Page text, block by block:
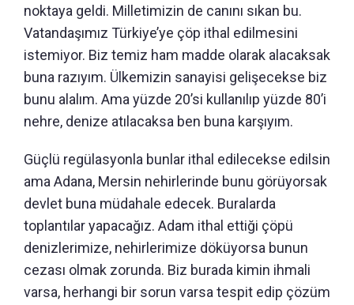
noktaya geldi. Milletimizin de canını sıkan bu.
Vatandaşımız Türkiye’ye çöp ithal edilmesini
istemiyor. Biz temiz ham madde olarak alacaksak
buna razıyım. Ülkemizin sanayisi gelişecekse biz
bunu alalım. Ama yüzde 20’si kullanılıp yüzde 80’i
nehre, denize atılacaksa ben buna karşıyım.
Güçlü regülasyonla bunlar ithal edilecekse edilsin
ama Adana, Mersin nehirlerinde bunu görüyorsak
devlet buna müdahale edecek. Buralarda
toplantılar yapacağız. Adam ithal ettiği çöpü
denizlerimize, nehirlerimize döküyorsa bunun
cezası olmak zorunda. Biz burada kimin ihmali
varsa, herhangi bir sorun varsa tespit edip çözüm